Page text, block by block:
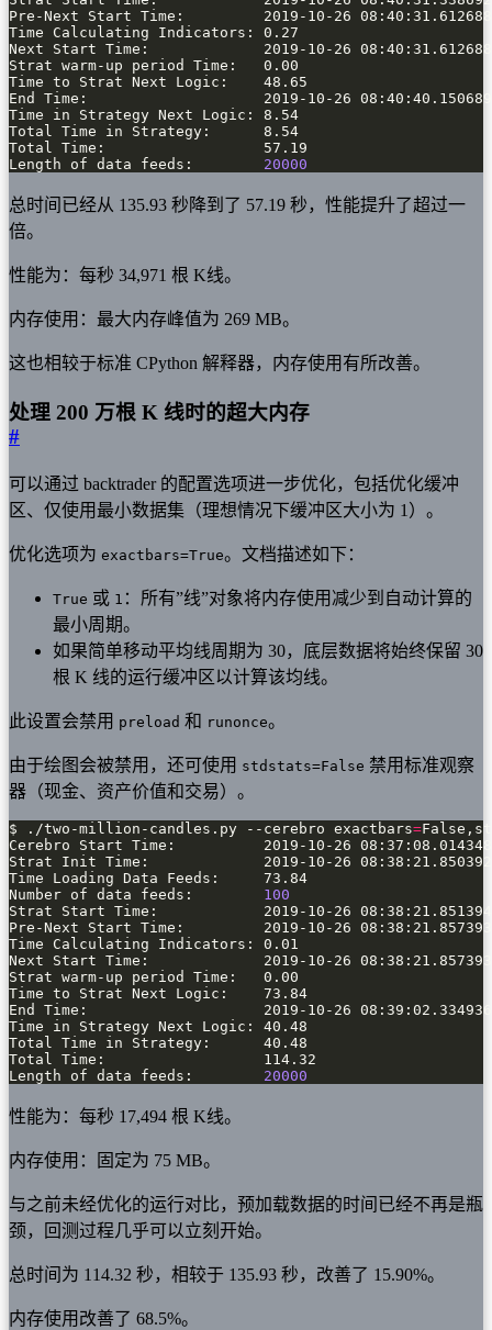
Length of data feeds: 20000
总时间已经从 135.93 秒降到了 57.19 秒，性能提升了超过一
倍。
性能为：每秒 34,971 根 K线。
内存使用：最大内存峰值为 269 MB。
这也相较于标准 CPython 解释器，内存使用有所改善。
处理 200 万根 K 线时的超大内存
#
可以通过 backtrader 的配置选项进一步优化，包括优化缓冲
区、仅使用最小数据集（理想情况下缓冲区大小为 1）。
优化选项为 exactbars=True。文档描述如下：
True 或 1 ：所有”线”对象将内存使用减少到自动计算的
最小周期。
如果简单移动平均线周期为 30，底层数据将始终保留 30
根 K 线的运行缓冲区以计算该均线。
此设置会禁用 preload 和 runonce。
由于绘图会被禁用，还可使用 stdstats=False 禁用标准观察
器（现金、资产价值和交易）。
$ ./two-million-candles.py --cerebro exactbars=
Number of data feeds: 100
Length of data feeds: 20000
性能为：每秒 17,494 根 K线。
内存使用：固定为 75 MB。
与之前未经优化的运行对比，预加载数据的时间已经不再是瓶
颈，回测过程几乎可以立刻开始。
总时间为 114.32 秒，相较于 135.93 秒，改善了 15.90%。
内存使用改善了 68.5%。